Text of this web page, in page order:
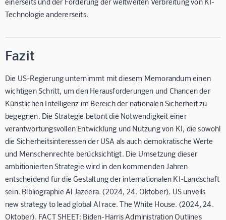
Technologie andererseits.
Fazit
Die US-Regierung unternimmt mit diesem Memorandum einen
wichtigen Schritt, um den Herausforderungen und Chancen der
Künstlichen Intelligenz im Bereich der nationalen Sicherheit zu
begegnen. Die Strategie betont die Notwendigkeit einer
verantwortungsvollen Entwicklung und Nutzung von KI, die sowohl
die Sicherheitsinteressen der USA als auch demokratische Werte
und Menschenrechte berücksichtigt. Die Umsetzung dieser
ambitionierten Strategie wird in den kommenden Jahren
entscheidend für die Gestaltung der internationalen KI-Landschaft
sein. Bibliographie Al Jazeera. (2024, 24. Oktober). US unveils
new strategy to lead global AI race. The White House. (2024, 24.
Oktober). FACT SHEET: Biden-⁠Harris Administration Outlines